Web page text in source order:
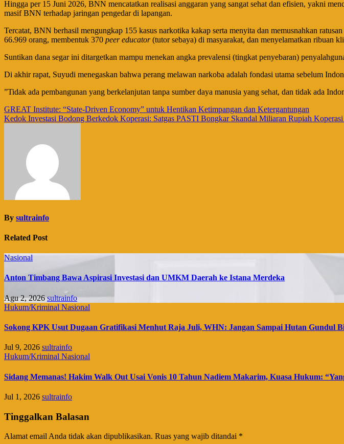
​Hingga per 15 Juni 2026, BNN mencatatkan realisasi anggaran yang sangat sehat dan efisien, yakni
masif BNN terhadap jaringan pengedar di lapangan.
​Tercatat, BNN berhasil mengungkap 155 kasus narkotika kakap serta menyita dan memusnahkan
66.969 orang, membentuk 370 peer educator(tutor sebaya) di masyarakat, dan menyelamatkan ribuan
​Suntikan dana segar ini ditargetkan mampu menekan angka prevalensi (tingkat penyebaran)
​Di akhir rapat, Suyudi menegaskan bahwa perang melawan narkoba adalah fondasi utama sebelum
​”Tidak ada pembangunan yang berkelanjutan tanpa sumber daya manusia yang sehat, dan tidak ada
Navigasi
pos
GREAT Institute: “State-Driven Economy” untuk Hentikan Ketimpangan dan Ketergantungan
Kedok Investasi Bodong Berkedok Koperasi: Satgas PASTI Bongkar Skandal Miliaran Rupiah
By sultrainfo
Related Post
Nasional
Anton Timbang Bawa Aspirasi Investasi dan UMKM Daerah ke Istana Merdeka
Agu 2, 2026sultrainfo
Hukum/Kriminal Nasional
Sokong KPK Usut Dugaan Gratifikasi Menhut Raja Juli, WHN: Jangan Sampai Hutan Gundul
Jul 9, 2026 sultrainfo
Hukum/Kriminal Nasional
Sidang Memanas! Hakim Walk Out Usai Vonis 10 Tahun Nadiem Makarim, Kuasa Hukum:
Jul 1, 2026 sultrainfo
Tinggalkan Balasan
Alamat email Anda tidak akan dipublikasikan. Ruas yang wajib ditandai *